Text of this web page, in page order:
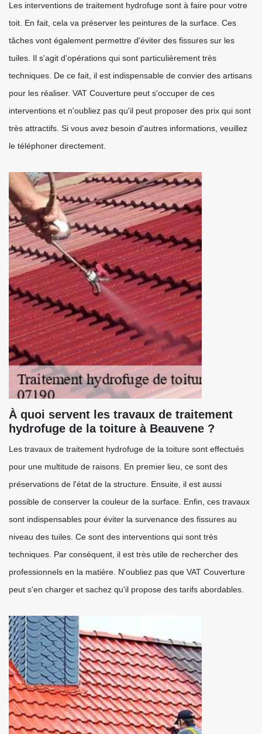
Les interventions de traitement hydrofuge sont à faire pour votre
toit. En fait, cela va préserver les peintures de la surface. Ces
tâches vont également permettre d'éviter des fissures sur les
tuiles. Il s'agit d'opérations qui sont particulièrement très
techniques. De ce fait, il est indispensable de convier des artisans
pour les réaliser. VAT Couverture peut s'occuper de ces
interventions et n'oubliez pas qu'il peut proposer des prix qui sont
très attractifs. Si vous avez besoin d'autres informations, veuillez
le téléphoner directement.
À quoi servent les travaux de traitement
hydrofuge de la toiture à Beauvene ?
Les travaux de traitement hydrofuge de la toiture sont effectués
pour une multitude de raisons. En premier lieu, ce sont des
préservations de l'état de la structure. Ensuite, il est aussi
possible de conserver la couleur de la surface. Enfin, ces travaux
sont indispensables pour éviter la survenance des fissures au
niveau des tuiles. Ce sont des interventions qui sont très
techniques. Par conséquent, il est très utile de rechercher des
professionnels en la matière. N'oubliez pas que VAT Couverture
peut s'en charger et sachez qu'il propose des tarifs abordables.